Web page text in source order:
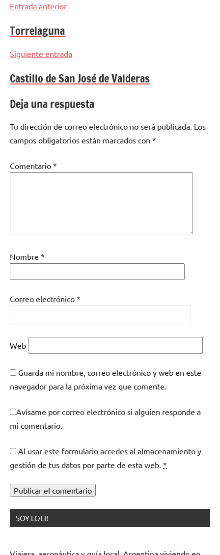
Navegación
de
entradas
Entrada anterior
Torrelaguna
Siguiente entrada
Castillo de San José de Valderas
Deja una respuesta
Tu dirección de correo electrónico no será publicada. Los
campos obligatorios están marcados con *
Comentario *
Nombre *
Correo electrónico *
Web
Guarda mi nombre, correo electrónico y web en este
navegador para la próxima vez que comente.
Avísame por correo electrónico si alguien responde a
mi comentario.
Al usar este formulario accedes al almacenamiento y
gestión de tus datos por parte de esta web. *
SOY LOLI!